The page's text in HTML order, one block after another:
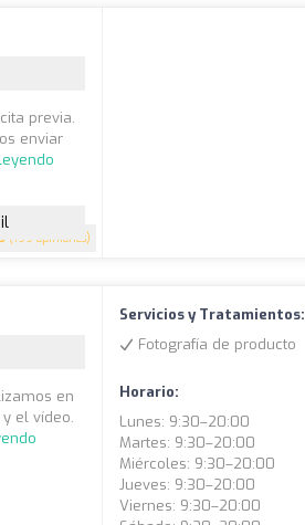
5 (199 opiniones)
cita previa.
enviar
en
el vídeo.
Servicios y Tratamientos:
Fotografía de producto
Horario:
Lunes: 9:30–20:00
Martes: 9:30–20:00
Miércoles: 9:30–20:00
Jueves: 9:30–20:00
Viernes: 9:30–20:00